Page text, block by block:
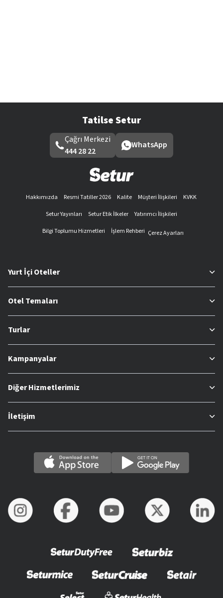
Tatilse Setur
Çağrı Merkezi
444 28 22
WhatsApp
Hakkımızda Resmi Tatiller 2026 Kalite Müşteri İlişkileri
KVKK
Setur Yayınları
Setur Etik İlkeler
Yatırımcı İlişkileri
Bilgi Toplumu Hizmetleri
İşlem Rehberi Çerez Ayarları
Yurt İçi Oteller
Otel Temaları
Turlar
Kampanyalar
Diğer Hizmetlerimiz
İletişim